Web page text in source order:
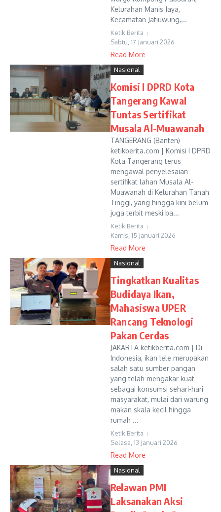
Kelurahan Manis Jaya,
Kecamatan Jatiuwung,...
Ketik Berita
Sabtu, 17 Januari 2026
Read More
Nasional
Komisi I DPRD Kota
Tangerang Kawal
Tuntas Sertifikat
Musala Al-Muawanah
TANGERANG (Banten)
ketikberita.com | Komisi I DPRD
Kota Tangerang terus
mengawal penyelesaian
sertifikat lahan Musala Al-
Muawanah di Kelurahan Tanah
Tinggi, yang hingga kini belum
juga terbit meski ba...
Ketik Berita
Kamis, 15 Januari 2026
Read More
Nasional
Tingkatkan Kualitas
Budidaya Ikan,
Mahasiswa UPER
Rancang Teknologi
Pakan Cerdas
JAKARTA ketikberita.com | Di
Indonesia, ikan lele merupakan
salah satu sumber pangan
yang telah mengakar kuat
sebagai konsumsi sehari-hari
masyarakat, mulai dari warung
makan skala kecil hingga
rumah ...
Ketik Berita
Selasa, 13 Januari 2026
Read More
Nasional
Relawan PMI
Laksanakan Aksi